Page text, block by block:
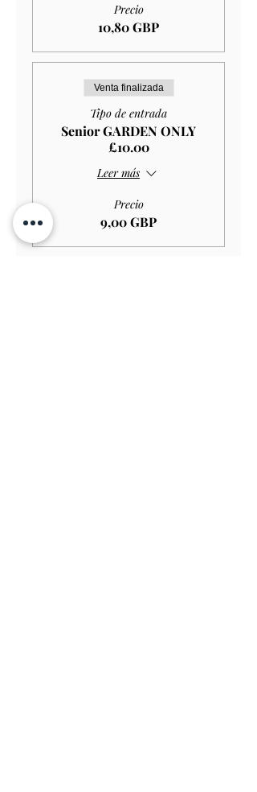
Precio
10,80 GBP
Venta finalizada
Tipo de entrada
Senior GARDEN ONLY
£10.00
Leer más
Precio
9,00 GBP